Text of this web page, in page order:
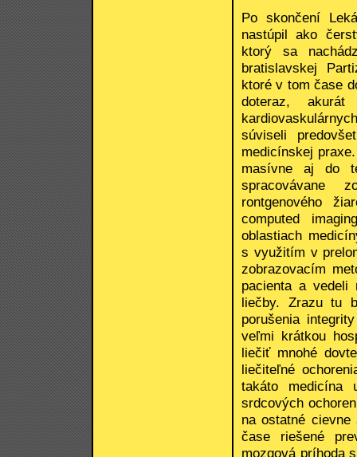
Po skončení
nastúpil ako
ktorý sa
bratislavskej
ktoré v tom čase
doteraz,
súviseli
medicínskej
masívne aj do
spracovávane
rontgenového
computed
oblastiach
s využitím v
zobrazovacím
pacienta a vedeli
liečby. Zrazu tu
porušenia
veľmi krátkou
liečiť mnohé
liečiteľné
takáto
srdcových
na ostatné
čase riešené
mozgová príhoda